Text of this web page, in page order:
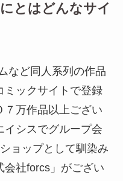
とはどんなサイ
など同人系列の作品
ミックサイトで登録
７万作品以上ござい
イシスでグループ会
ョップとして馴染み
会社forcs」がござい